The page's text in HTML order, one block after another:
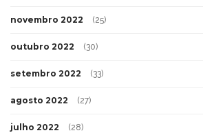
novembro 2022 (25)
outubro 2022 (30)
setembro 2022 (33)
agosto 2022 (27)
julho 2022 (28)